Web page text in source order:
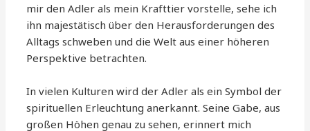
mir den Adler als mein Krafttier vorstelle, sehe ich
ihn majestätisch über den Herausforderungen des
Alltags schweben und die Welt aus einer höheren
Perspektive betrachten.
In vielen Kulturen wird der Adler als ein Symbol der
spirituellen Erleuchtung anerkannt. Seine Gabe, aus
großen Höhen genau zu sehen, erinnert mich